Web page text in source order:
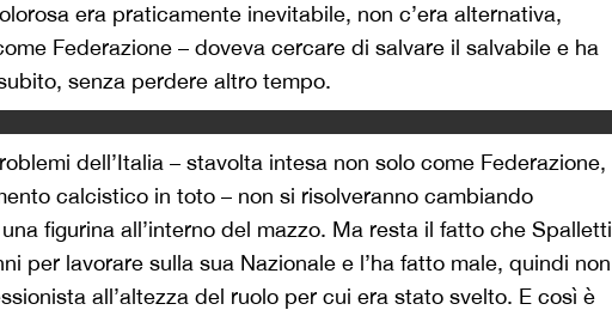
era praticamente inevitabile, non c’era alternativa,
Federazione – doveva cercare di salvare il salvabile e ha
senza perdere altro tempo.
dell’Italia – stavolta intesa non solo come Federazione,
calcistico in toto – non si risolveranno cambiando
figurina all’interno del mazzo. Ma resta il fatto che Spalletti
per lavorare sulla sua Nazionale e l’ha fatto male, quindi non
all’altezza del ruolo per cui era stato svelto. E così è